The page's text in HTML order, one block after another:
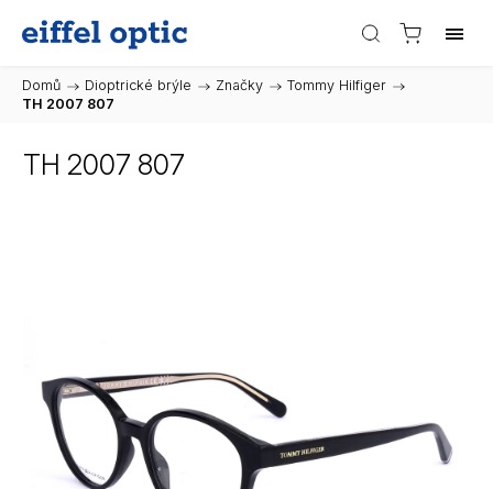
Domů / Dioptrické brýle / Značky / Tommy Hilfiger /
TH 2007 807
TH 2007 807